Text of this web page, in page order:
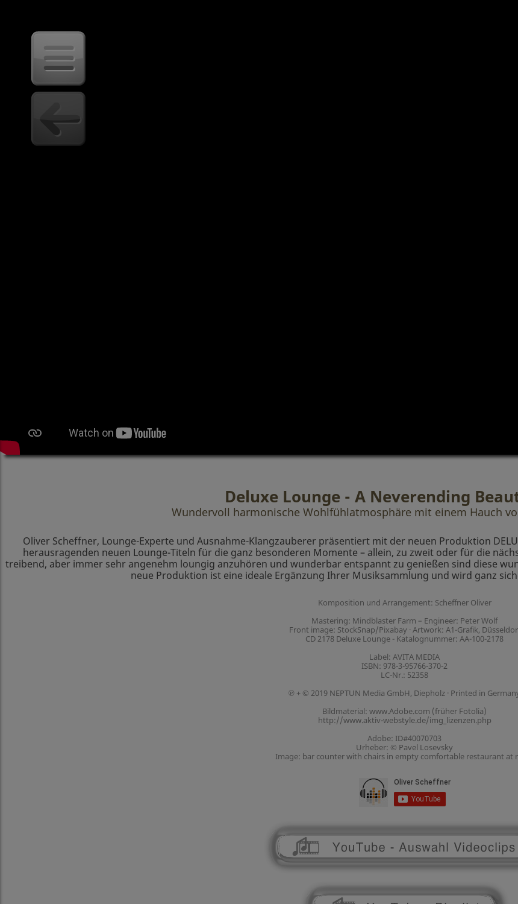
Deluxe Lounge - A Neverending
Wundervoll harmonische Wohlfühlatmosphäre mit einem Hauch
Oliver Scheffner, Lounge-Experte und Ausnahme-Klangzauberer präsentiert mit der neuen Produktion
herausragenden neuen Lounge-Titeln für die ganz besonderen Momente – allein, zu zweit oder für die
treibend, aber immer sehr angenehm loungig anzuhören und wunderbar entspannt zu genießen sind diese
neue Produktion ist eine ideale Ergänzung Ihrer Musiksammlung und wird ganz
Komposition und Arrangement: Scheffner Oliver
Mastering: Mindblaster Farm – Engineer: Peter Wolf
Front image: StockSnap/Pixabay · Artwork: A1-Grafik,
CD 2178 Deluxe Lounge - Katalognummer: AA-100-2178
Label: AVITA MEDIA
ISBN: 978-3-95766-370-2
LC-Nr.: 52358
℗ + © 2019 NEPTUN Media GmbH, Diepholz · Printed in
Bildmaterial: www.Adobe.com (früher Fotolia)
http://www.aktiv-webstyle.de/img_lizenzen.php
Adobe: ID#40070703
Urheber: © Pavel Losevsky
Image: bar counter with chairs in empty comfortable restaurant at